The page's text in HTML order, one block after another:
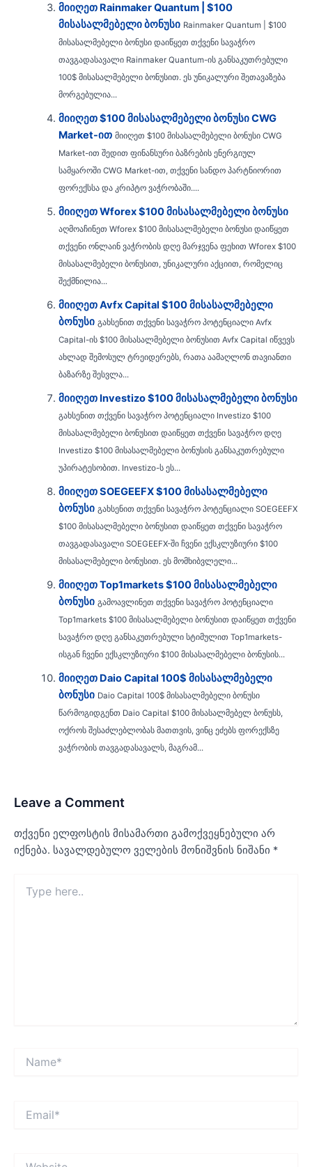
მიიღეთ Rainmaker Quantum | $100
მისასალმებელი ბონუსი Rainmaker Quantum | $100
მისასალმებელი ბონუსი დაიწყეთ თქვენი სავაჭრო
თავგადასავალი Rainmaker Quantum-ის განსაკუთრებული
100$ მისასალმებელი ბონუსით. ეს უნიკალური შეთავაზება
მორგებულია...
მიიღეთ $100 მისასალმებელი ბონუსი CWG
Market-ით მიიღეთ $100 მისასალმებელი ბონუსი CWG
Market-ით შედით ფინანსური ბაზრების ენერგიულ
სამყაროში CWG Market-ით, თქვენი სანდო პარტნიორით
ფორექსსა და კრიპტო ვაჭრობაში....
მიიღეთ Wforex $100 მისასალმებელი ბონუსი
აღმოაჩინეთ Wforex $100 მისასალმებელი ბონუსი დაიწყეთ
თქვენი ონლაინ ვაჭრობის დღე მარჯვენა ფეხით Wforex $100
მისასალმებელი ბონუსით, უნიკალური აქციით, რომელიც
შექმნილია...
მიიღეთ Avfx Capital $100 მისასალმებელი
ბონუსი გახსენით თქვენი სავაჭრო პოტენციალი Avfx
Capital-ის $100 მისასალმებელი ბონუსით Avfx Capital იწვევს
ახლად შემოსულ ტრეიდერებს, რათა აამაღლონ თავიანთი
ბაზარზე შესვლა...
მიიღეთ Investizo $100 მისასალმებელი ბონუსი
გახსენით თქვენი სავაჭრო პოტენციალი Investizo $100
მისასალმებელი ბონუსით დაიწყეთ თქვენი სავაჭრო დღე
Investizo $100 მისასალმებელი ბონუსის განსაკუთრებული
უპირატესობით. Investizo-ს ეს...
მიიღეთ SOEGEEFX $100 მისასალმებელი
ბონუსი გახსენით თქვენი სავაჭრო პოტენციალი SOEGEEFX
$100 მისასალმებელი ბონუსით დაიწყეთ თქვენი სავაჭრო
თავგადასავალი SOEGEEFX-ში ჩვენი ექსკლუზიური $100
მისასალმებელი ბონუსით. ეს მომხიბვლელი...
მიიღეთ Top1markets $100 მისასალმებელი
ბონუსი გამოავლინეთ თქვენი სავაჭრო პოტენციალი
Top1markets $100 მისასალმებელი ბონუსით დაიწყეთ თქვენი
სავაჭრო დღე განსაკუთრებული სტიმულით Top1markets-
ისგან ჩვენი ექსკლუზიური $100 მისასალმებელი ბონუსის...
მიიღეთ Daio Capital 100$ მისასალმებელი
ბონუსი Daio Capital 100$ მისასალმებელი ბონუსი
წარმოგიდგენთ Daio Capital $100 მისასალმებელ ბონუსს,
ოქროს შესაძლებლობას მათთვის, ვინც ეძებს ფორექსზე
ვაჭრობის თავგადასავალს, მაგრამ...
Leave a Comment
თქვენი ელფოსტის მისამართი გამოქვეყნებული არ
იქნება. სავალდებულო ველების მონიშვნის ნიშანი *
here..